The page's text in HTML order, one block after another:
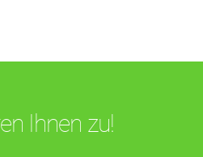
Ihnen zu!